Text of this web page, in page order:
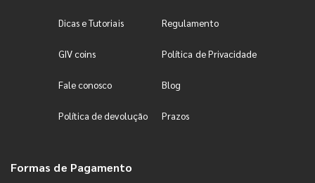
Dicas e Tutoriais Regulamento
GIV coins Política de Privacidade
Fale conosco Blog
Política de devolução Prazos
Formas de Pagamento